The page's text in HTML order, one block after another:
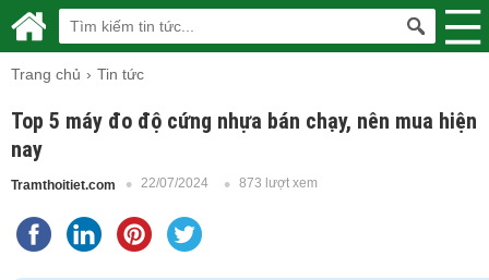
Trang chủ Tin tức
Top 5 máy đo độ cứng nhựa bán chạy, nên mua hiện
nay
Tramthoitiet.com 22/07/2024 873 lượt xem